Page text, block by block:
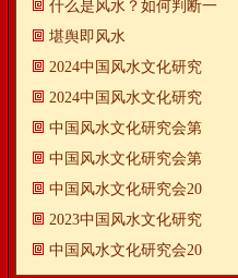
什么是风水？如何判断一
​堪舆即风水
2024中国风水文化研究
2024中国风水文化研究
中国风水文化研究会第
中国风水文化研究会第
中国风水文化研究会20
2023中国风水文化研究
中国风水文化研究会20